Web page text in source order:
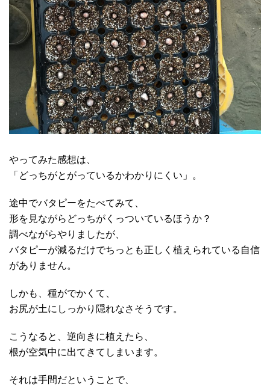
やってみた感想は、
「どっちがとがっているかわかりにくい」。
途中でバタピーをたべてみて、
形を見ながらどっちがくっついているほうか？
調べながらやりましたが、
バタピーが減るだけでちっとも正しく植えられている自信
がありません。
しかも、種がでかくて、
お尻が土にしっかり隠れなさそうです。
こうなると、逆向きに植えたら、
根が空気中に出てきてしまいます。
それは手間だということで、